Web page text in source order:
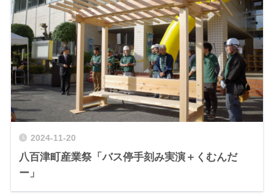
2024-11-20
八百津町産業祭「バス停手刻み実演＋くむんだ
ー」